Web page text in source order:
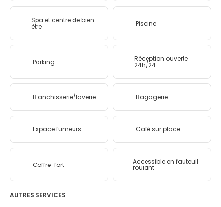
Spa et centre de bien-
être Piscine
Parking Réception ouverte
24h/24
Blanchisserie/laverie Bagagerie
Espace fumeurs Café sur place
Coffre-fort Accessible en fauteuil
roulant
AUTRES SERVICES